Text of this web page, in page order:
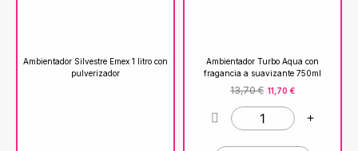
Ambientador Silvestre Emex 1 litro con
pulverizador
Ambientador Turbo Aqua con
fragancia a suavizante 750ml
13,70€ 11,70 €